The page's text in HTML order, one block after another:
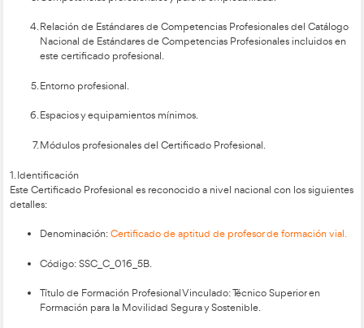
Estructura del Certificado
Identificación.
Competencia general.
Competencias profesionales y para la empleabilidad.
Nacional de Estándares de Competencias
este certificado profesional.
Entorno profesional.